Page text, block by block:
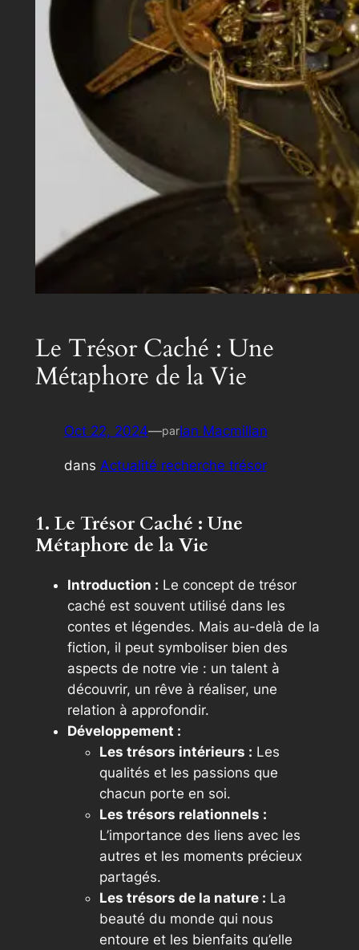
Le Trésor Caché : Une
Métaphore de la Vie
Oct 22, 2024—parIan Macmillan
dans Actualité recherche trésor
1. Le Trésor Caché : Une
Métaphore de la Vie
Introduction : Le concept de trésor
caché est souvent utilisé dans les
contes et légendes. Mais au-delà de la
fiction, il peut symboliser bien des
aspects de notre vie : un talent à
découvrir, un rêve à réaliser, une
relation à approfondir.
Développement :
Les trésors intérieurs : Les
qualités et les passions que
chacun porte en soi.
Les trésors relationnels :
L’importance des liens avec les
autres et les moments précieux
partagés.
Les trésors de la nature : La
beauté du monde qui nous
entoure et les bienfaits qu’elle